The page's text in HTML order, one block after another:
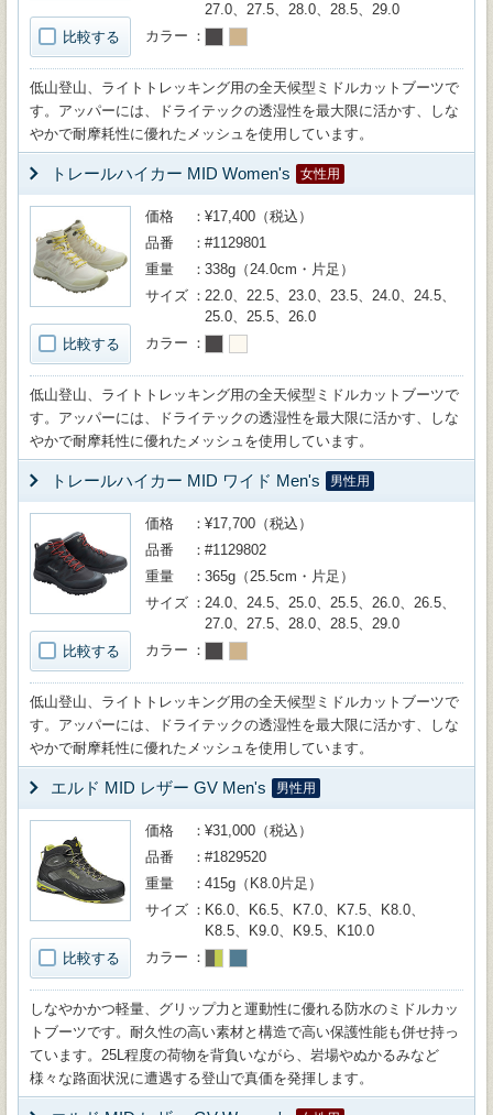
比較する
27.0、27.5、28.0、28.5、29.0
カラー
低山登山、ライトトレッキング用の全天候型ミドルカットブーツで
す。アッパーには、ドライテックの透湿性を最大限に活かす、しな
やかで耐摩耗性に優れたメッシュを使用しています。
トレールハイカー MID Women's 女性用
比較する
価格
¥17,400（税込）
品番
#1129801
重量
338g（24.0cm・片足）
サイズ
22.0、22.5、23.0、23.5、24.0、24.5、
25.0、25.5、26.0
カラー
低山登山、ライトトレッキング用の全天候型ミドルカットブーツで
す。アッパーには、ドライテックの透湿性を最大限に活かす、しな
やかで耐摩耗性に優れたメッシュを使用しています。
トレールハイカー MID ワイド Men's 男性用
比較する
価格
¥17,700（税込）
品番
#1129802
重量
365g（25.5cm・片足）
サイズ
24.0、24.5、25.0、25.5、26.0、26.5、
27.0、27.5、28.0、28.5、29.0
カラー
低山登山、ライトトレッキング用の全天候型ミドルカットブーツで
す。アッパーには、ドライテックの透湿性を最大限に活かす、しな
やかで耐摩耗性に優れたメッシュを使用しています。
エルド MID レザー GV Men's 男性用
比較する
価格
¥31,000（税込）
品番
#1829520
重量
415g（K8.0片足）
サイズ
K6.0、K6.5、K7.0、K7.5、K8.0、
K8.5、K9.0、K9.5、K10.0
カラー
しなやかかつ軽量、グリップ力と運動性に優れる防水のミドルカッ
トブーツです。耐久性の高い素材と構造で高い保護性能も併せ持っ
ています。25L程度の荷物を背負いながら、岩場やぬかるみなど
様々な路面状況に遭遇する登山で真価を発揮します。